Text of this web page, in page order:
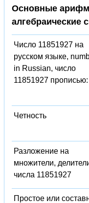
Основные
алгебраические
Число 11851927 на
русском языке,
in Russian, число
11851927 прописью:
Четность
Разложение на
множители,
числа 11851927
Простое или